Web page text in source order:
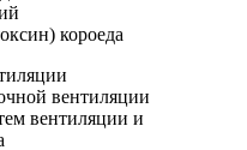
короеда
вентиляции
вентиляции и